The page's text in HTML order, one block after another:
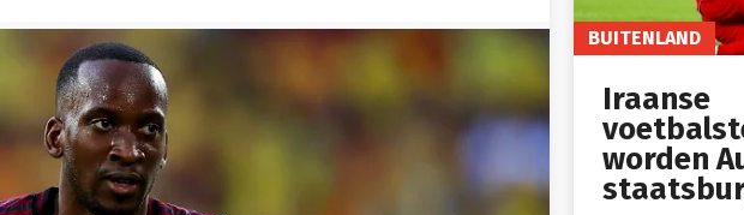
BUITENLAND
Iraanse
worden